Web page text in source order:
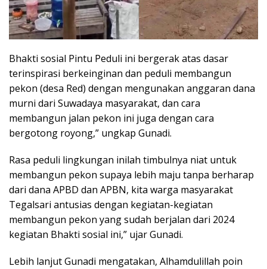
Bhakti sosial Pintu Peduli ini bergerak atas dasar
terinspirasi berkeinginan dan peduli membangun
pekon (desa Red) dengan mengunakan anggaran dana
murni dari Suwadaya masyarakat, dan cara
membangun jalan pekon ini juga dengan cara
bergotong royong,” ungkap Gunadi.
Rasa peduli lingkungan inilah timbulnya niat untuk
membangun pekon supaya lebih maju tanpa berharap
dari dana APBD dan APBN, kita warga masyarakat
Tegalsari antusias dengan kegiatan-kegiatan
membangun pekon yang sudah berjalan dari 2024
kegiatan Bhakti sosial ini,” ujar Gunadi.
Lebih lanjut Gunadi mengatakan, Alhamdulillah poin